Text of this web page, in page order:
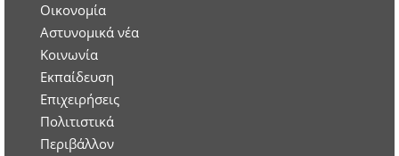
Οικονομία
Aστυνομικά νέα
Κοινωνία
Εκπαίδευση
Επιχειρήσεις
Πολιτιστικά
Περιβάλλον